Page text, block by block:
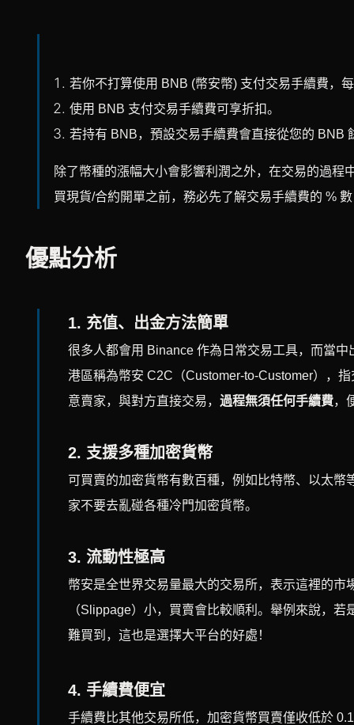
若你不打算使用 BNB (幣安幣) 支付交易手續費，
使用 BNB 支付交易手續費可享折扣。
若持有 BNB，預設交易手續費會直接從您的 BNB
除了幣種的漲幅大小會影響利潤之外，在交易的過
買現貨/合約開單之前，務必先了解交易手續費的 %
優點分析
1. 充值、出金方法簡單
很多人都會用 Binance 作為日常交易工具，而當
港區稱為幣安 C2C（Customer-to-Customer），
意賣家，與對方直接交易，過程無須任何手續費，
2. 支援多種加密貨幣
可買賣的加密貨幣有數百種，例如比特幣、以太
家不要去亂碰各種冷門加密貨幣。
3. 流動性極高
幣安是全世界交易量最大的交易所，表示這裡的
（Slippage）小，買賣會比較順利。舉例來說，
難買到，這也是選擇大平台的好處！
4. 手續費便宜
手續費比其他交易所低，加密貨幣買賣僅收低於